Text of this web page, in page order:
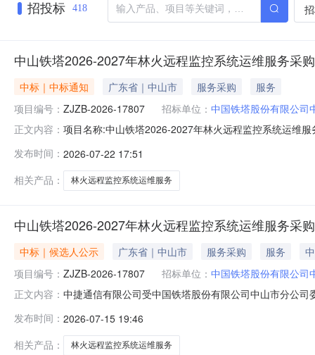
招投标 418
中山铁塔2026-2027年林火远程监控系统运维服务采
中标｜中标通知 广东省｜中山市 服务采购
服务
项目编号： ZJZB-2026-17807 招标单位： 中国铁塔股份有限公司
正文内容： 项目名称:中山铁塔2026-2027年林火远程监控系统运维
（https://ebid.chinatowercom.cn）三、公示期：2026年
发布时间： 2026-07-22 17:51
相关产品：
林火远程监控系统运维服务
中山铁塔2026-2027年林火远程监控系统运维服务采
中标｜候选人公示 广东省｜中山市 服务采购 服务
项目编号： ZJZB-2026-17807 招标单位： 中国铁塔股份有限公司
正文内容： 中捷通信有限公司受中国铁塔股份有限公司中山市分公
时间）四、唱价地点：中国铁塔电子采购平台五、评审
发布时间： 2026-07-15 19:46
相关产品：
林火远程监控系统运维服务